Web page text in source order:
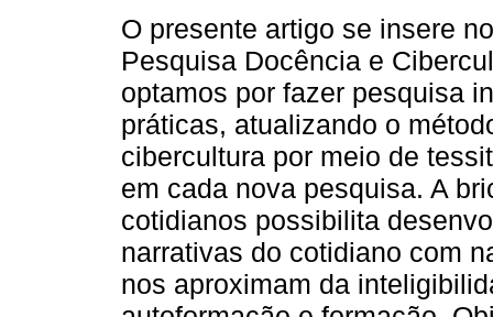
O presente artigo se insere
Pesquisa Docência e
optamos por fazer pesquisa
práticas, atualizando o
cibercultura por meio de
em cada nova pesquisa. A
cotidianos possibilita
narrativas do cotidiano com
nos aproximam da